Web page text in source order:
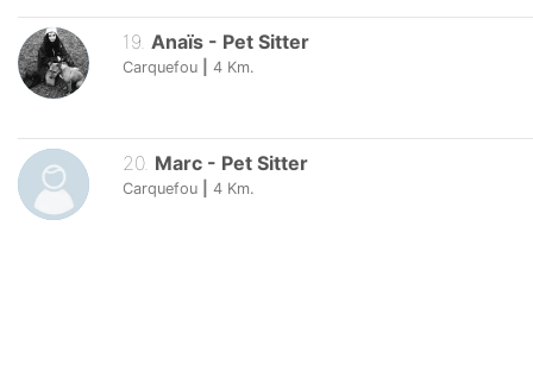
19. Anaïs - Pet Sitter
Carquefou 4 Km.
20. Marc - Pet Sitter
Carquefou 4 Km.